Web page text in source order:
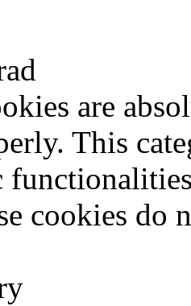
are
This
cookies do